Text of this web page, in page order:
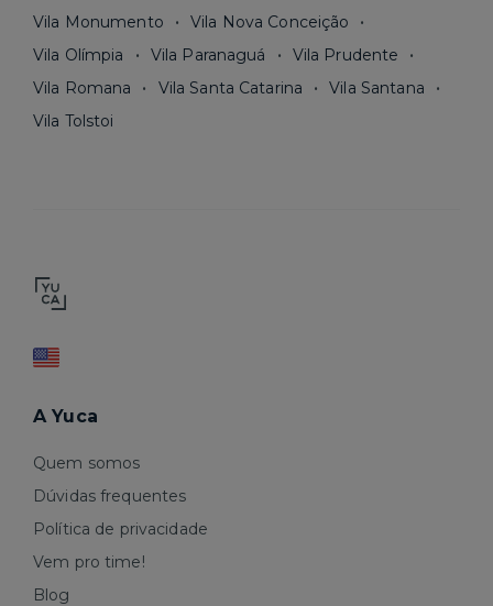
Vila Monumento
Vila Nova Conceição
Vila Olímpia
Vila Paranaguá
Vila Prudente
Vila Romana
Vila Santa Catarina
Vila Santana
Vila Tolstoi
A Yuca
Quem somos
Dúvidas frequentes
Política de privacidade
Vem pro time!
Blog